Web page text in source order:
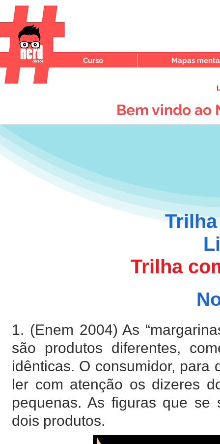
Curso Mapas
Bem vindo ao
Trilha
1. (Enem 2004) As
são produtos diferentes,
idênticas. O consumidor, para
ler com atenção os dizeres
pequenas. As figuras que se
dois produtos.